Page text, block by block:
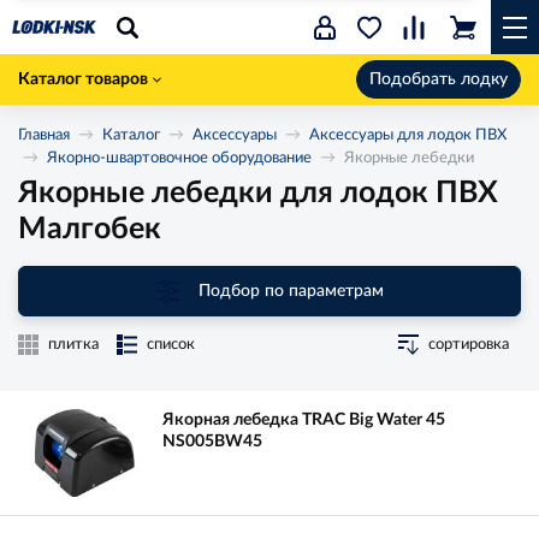
Каталог товаров Подобрать лодку
Главная Каталог Аксессуары
Аксессуары для лодок ПВХ
Якорно-швартовочное оборудование
Якорные лебедки
Якорные лебедки для лодок ПВХ
Малгобек
Подбор по параметрам
плитка список сортировка
Якорная лебедка TRAC Big Water 45
NS005BW45